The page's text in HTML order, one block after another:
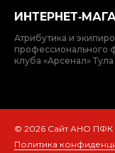
Атрибутика и
профессионального
клуба «Арсенал» Тула
© 2026 Сайт АНО ПФК
Политика